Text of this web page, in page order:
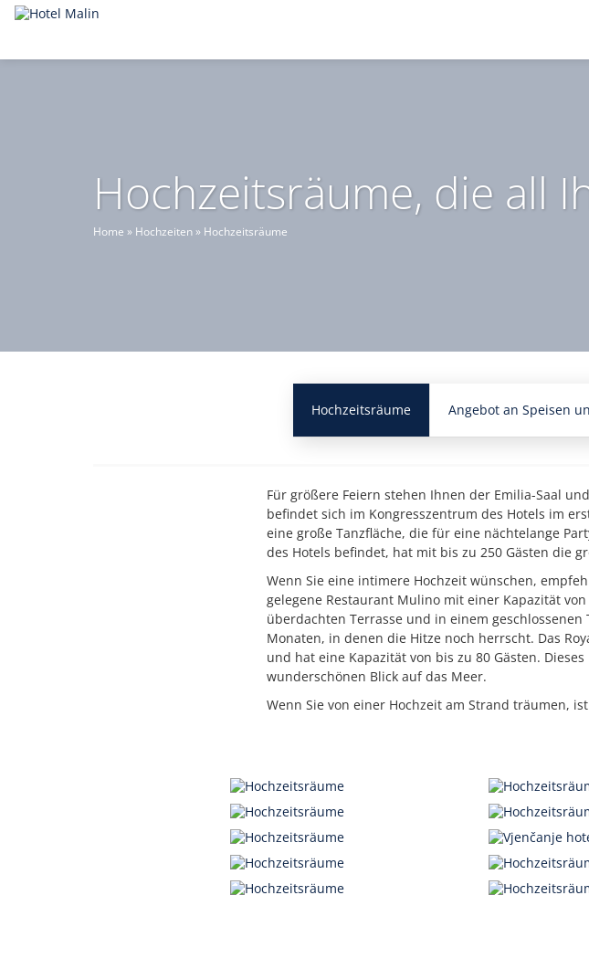
Hochzeitsräume, die all
Home » Hochzeiten » Hochzeitsräume
Hochzeitsräume Angebot an Speisen
Für größere Feiern stehen Ihnen der Emilia-Saal
befindet sich im Kongresszentrum des Hotels im
eine große Tanzfläche, die für eine nächtelange
des Hotels befindet, hat mit bis zu 250 Gästen die
Wenn Sie eine intimere Hochzeit wünschen,
gelegene Restaurant Mulino mit einer Kapazität
überdachten Terrasse und in einem
Monaten, in denen die Hitze noch herrscht. Das
und hat eine Kapazität von bis zu 80 Gästen.
wunderschönen Blick auf das Meer.
Wenn Sie von einer Hochzeit am Strand träumen,